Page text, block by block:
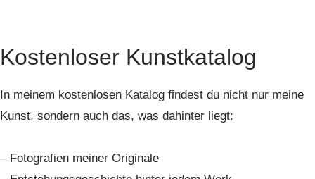
Kostenloser Kunstkatalog
In meinem kostenlosen Katalog findest du nicht nur meine
Kunst, sondern auch das, was dahinter liegt:
– Fotografien meiner Originale